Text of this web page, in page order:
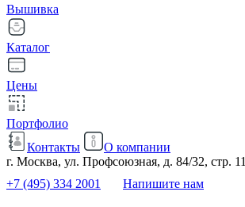
Вышивка
Каталог
Цены
Портфолио
Контакты
О компании
г. Москва, ул. Профсоюзная, д. 84/32, стр. 11
+7 (495) 334 2001
Напишите нам